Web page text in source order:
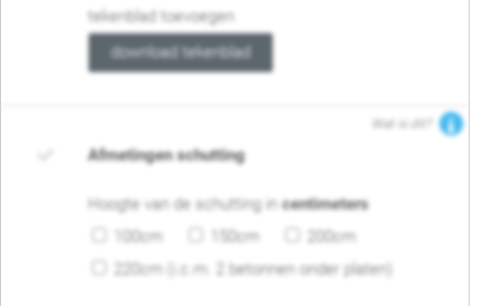
tekenblad toevoegen
download tekenblad
Wat is dit?
Afmetingen schutting
Hoogte van de schutting incentimeters
100cm
150cm
200cm
220cm (i.c.m. 2 betonnen onder platen)